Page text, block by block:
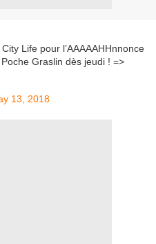
Life pour l’AAAAAHHnnonce
Graslin dès jeudi ! =>
13, 2018